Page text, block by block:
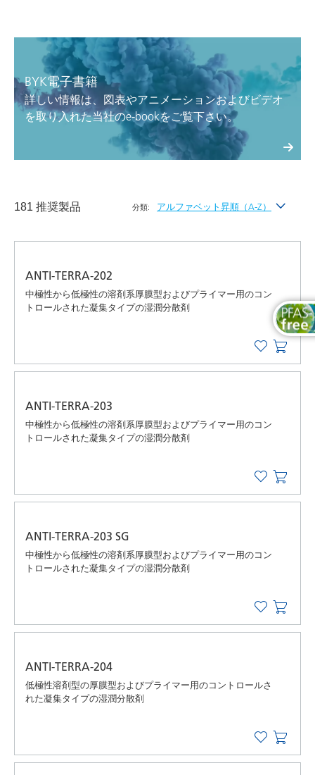
BYK電子書籍
詳しい情報は、図表やアニメーションおよびビデオ
を取り入れた当社のe-bookをご覧下さい。
181 推奨製品 分類: アルファベット昇順（A-Z）
ANTI-TERRA-202
中極性から低極性の溶剤系厚膜型およびプライマー用のコン
トロールされた凝集タイプの湿潤分散剤
ANTI-TERRA-203
中極性から低極性の溶剤系厚膜型およびプライマー用のコン
トロールされた凝集タイプの湿潤分散剤
ANTI-TERRA-203 SG
中極性から低極性の溶剤系厚膜型およびプライマー用のコン
トロールされた凝集タイプの湿潤分散剤
ANTI-TERRA-204
低極性溶剤型の厚膜型およびプライマー用のコントロールさ
れた凝集タイプの湿潤分散剤